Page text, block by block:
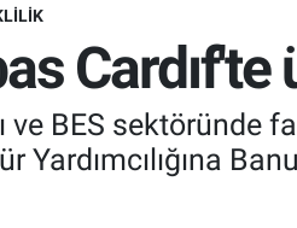
ve BES sektöründe
Yardımcılığına